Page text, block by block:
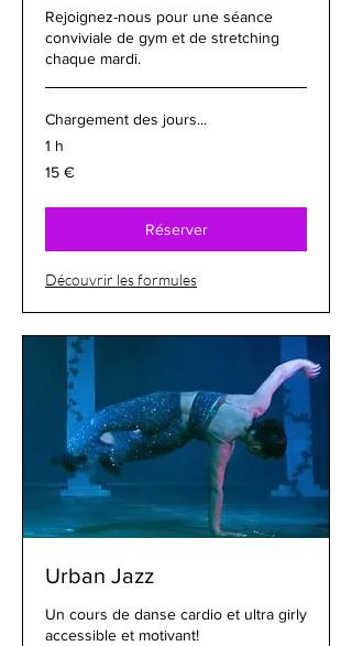
Rejoignez-nous pour une séance
conviviale de gym et de stretching
chaque mardi.
Chargement des jours...
1 h
15
euros
15 €
Réserver
Découvrir les formules
Urban Jazz
Un cours de danse cardio et ultra girly
accessible et motivant!